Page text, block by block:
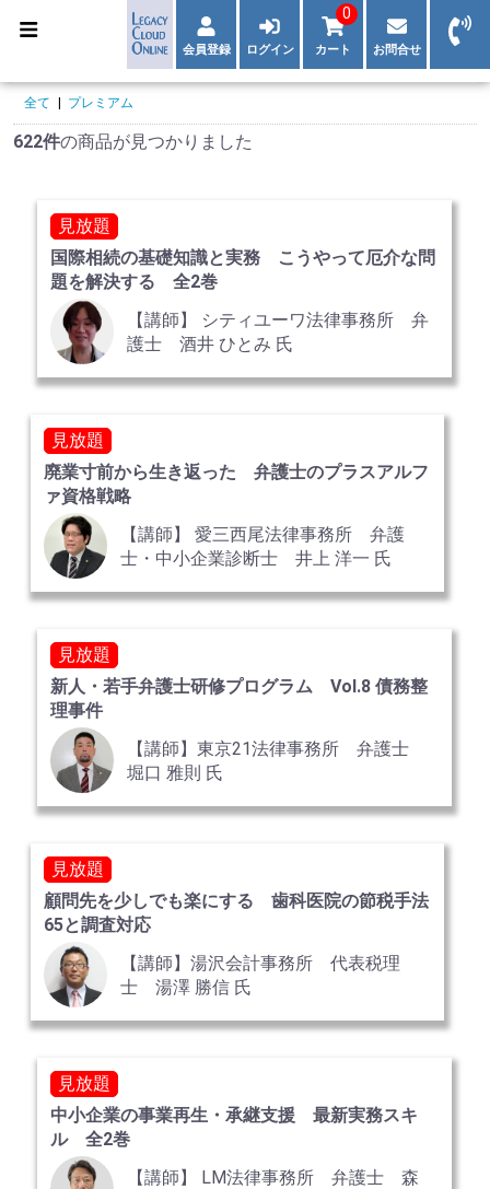
会員登録 ログイン カート
0
お問合せ
全て プレミアム
622件の商品が見つかりました
見放題
国際相続の基礎知識と実務 こうやって厄介な問
題を解決する 全2巻
【講師】 シティユーワ法律事務所 弁
護士 酒井 ひとみ 氏
見放題
廃業寸前から生き返った 弁護士のプラスアルフ
ァ資格戦略
【講師】 愛三西尾法律事務所 弁護
士・中小企業診断士 井上 洋一 氏
見放題
新人・若手弁護士研修プログラム Vol.8 債務整
理事件
【講師】東京21法律事務所 弁護士
堀口 雅則 氏
見放題
顧問先を少しでも楽にする 歯科医院の節税手法
65と調査対応
【講師】湯沢会計事務所 代表税理
士 湯澤 勝信 氏
見放題
中小企業の事業再生・承継支援 最新実務スキ
ル 全2巻
【講師】 LM法律事務所 弁護士 森